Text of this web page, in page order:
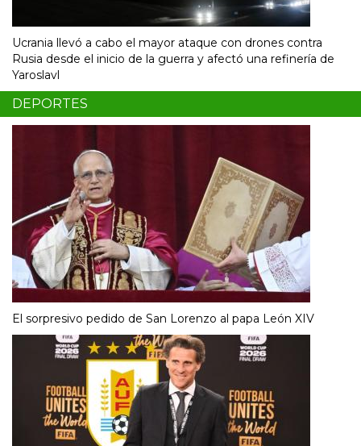
Ucrania llevó a cabo el mayor ataque con drones contra
Rusia desde el inicio de la guerra y afectó una refinería de
Yaroslavl
DEPORTES
El sorpresivo pedido de San Lorenzo al papa León XIV